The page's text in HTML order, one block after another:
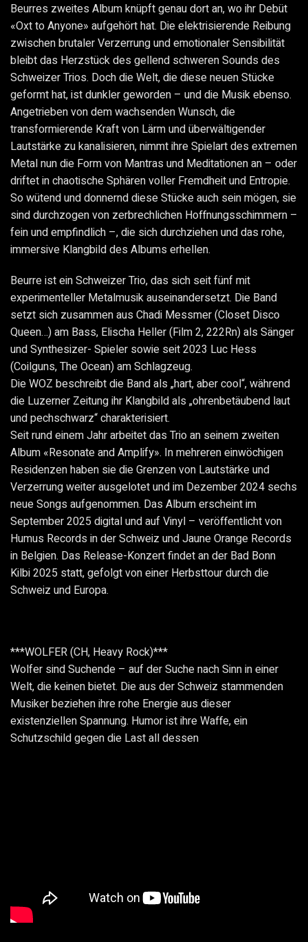
Beurres zweites Album knüpft genau dort an, wo ihr Debüt
«Oxt to Anyone» aufgehört hat. Die elektrisierende Reibung
zwischen brutaler Verzerrung und emotionaler Sensibilität
bleibt das Herzstück des gellend schweren Sounds des
Schweizer Trios. Doch die Welt, die diese neuen Stücke
geformt hat, ist dunkler geworden – und die Musik ebenso.
Angetrieben von dem wachsenden Wunsch, die
transformierende Kraft von Lärm und überwältigender
Lautstärke zu kanalisieren, nimmt ihre Spielart des extremen
Metal nun die Form von Mantras und Meditationen an – oder
driftet in chaotische Sphären voller Fremdheit und Entropie.
So wütend und donnernd diese Stücke auch sein mögen, sie
sind durchzogen von zerbrechlichen Hoffnungsschimmern –
fein und empfindlich –, die sich durchziehen und das rohe,
immersive Klangbild des Albums erhellen.
Beurre ist ein Schweizer Trio, das sich seit fünf mit
experimenteller Metalmusik auseinandersetzt. Die Band
setzt sich zusammen aus Chadi Messmer (Closet Disco
Queen…) am Bass, Elischa Heller (Film 2, 222Rn) als Sänger
und Synthesizer- Spieler sowie seit 2023 Luc Hess
(Coilguns, The Ocean) am Schlagzeug.
Die WOZ beschreibt die Band als „hart, aber cool“, während
die Luzerner Zeitung ihr Klangbild als „ohrenbetäubend laut
und pechschwarz“ charakterisiert.
Seit rund einem Jahr arbeitet das Trio an seinem zweiten
Album «Resonate and Amplify». In mehreren einwöchigen
Residenzen haben sie die Grenzen von Lautstärke und
Verzerrung weiter ausgelotet und im Dezember 2024 sechs
neue Songs aufgenommen. Das Album erscheint im
September 2025 digital und auf Vinyl – veröffentlicht von
Humus Records in der Schweiz und Jaune Orange Records
in Belgien. Das Release-Konzert findet an der Bad Bonn
Kilbi 2025 statt, gefolgt von einer Herbsttour durch die
Schweiz und Europa.
***WOLFER (CH, Heavy Rock)***
Wolfer sind Suchende – auf der Suche nach Sinn in einer
Welt, die keinen bietet. Die aus der Schweiz stammenden
Musiker beziehen ihre rohe Energie aus dieser
existenziellen Spannung. Humor ist ihre Waffe, ein
Schutzschild gegen die Last all dessen